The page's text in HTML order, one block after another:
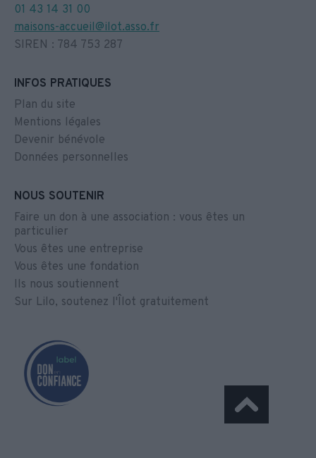
01 43 14 31 00
maisons-accueil@ilot.asso.fr
SIREN : 784 753 287
INFOS PRATIQUES
Plan du site
Mentions légales
Devenir bénévole
Données personnelles
NOUS SOUTENIR
Faire un don à une association : vous êtes un
particulier
Vous êtes une entreprise
Vous êtes une fondation
Ils nous soutiennent
Sur Lilo, soutenez l'Îlot gratuitement